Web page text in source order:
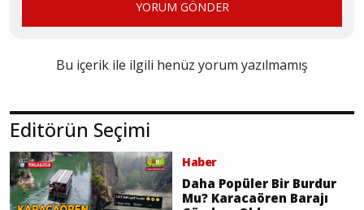
YORUM GÖNDER
Bu içerik ile ilgili henüz yorum yazılmamış
Editörün Seçimi
Haber
Daha Popüler Bir Burdur
Mu? Karacaören Barajı